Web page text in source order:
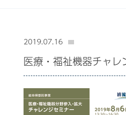
2019.07.16
医療・福祉機器チャ